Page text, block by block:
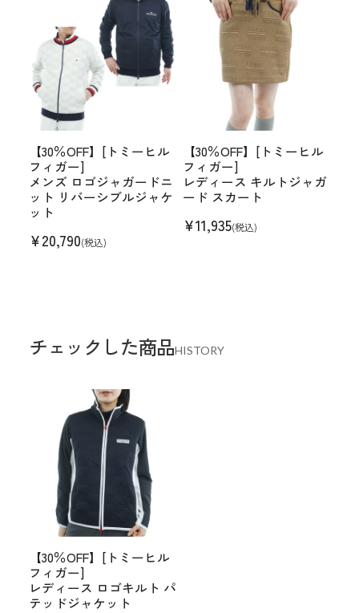
【30％OFF】[トミーヒル
フィガー]
メンズ ロゴジャガードニ
ット リバーシブルジャケ
ット
¥20,790(税込)
【30％OFF】[トミーヒル
フィガー]
レディース キルトジャガ
ード スカート
¥11,935(税込)
チェックした商品HISTORY
【30％OFF】[トミーヒル
フィガー]
レディース ロゴキルト パ
テッドジャケット